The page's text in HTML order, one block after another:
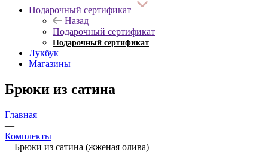
Подарочный сертификат
Назад
Подарочный сертификат
Подарочный сертификат
Лукбук
Магазины
Брюки из сатина
Главная
—
Комплекты
—Брюки из сатина (жженая олива)